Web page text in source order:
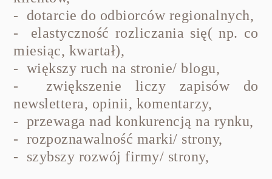
- dotarcie do odbiorców regionalnych,
- elastyczność rozliczania się( np. co
miesiąc, kwartał),
- większy ruch na stronie/ blogu,
- zwiększenie liczy zapisów do
newslettera, opinii, komentarzy,
- przewaga nad konkurencją na rynku,
- rozpoznawalność marki/ strony,
- szybszy rozwój firmy/ strony,